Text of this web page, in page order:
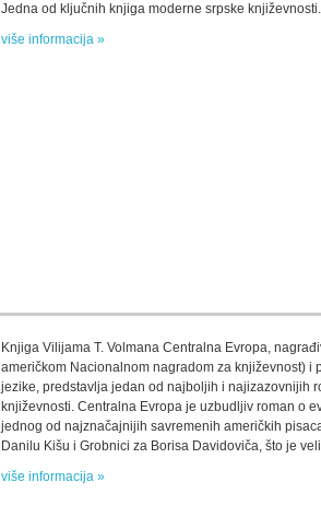
Jedna od ključnih knjiga moderne srpske književnosti.
više informacija »
Knjiga Vilijama T. Volmana Centralna Evropa,
američkom Nacionalnom nagradom za književnost) i
jezike, predstavlja jedan od najboljih i najizazovnijih
književnosti. Centralna Evropa je uzbudljiv roman o
jednog od najznačajnijih savremenih američkih
Danilu Kišu i Grobnici za Borisa Davidoviča, što je
više informacija »